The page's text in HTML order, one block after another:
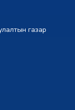
газар